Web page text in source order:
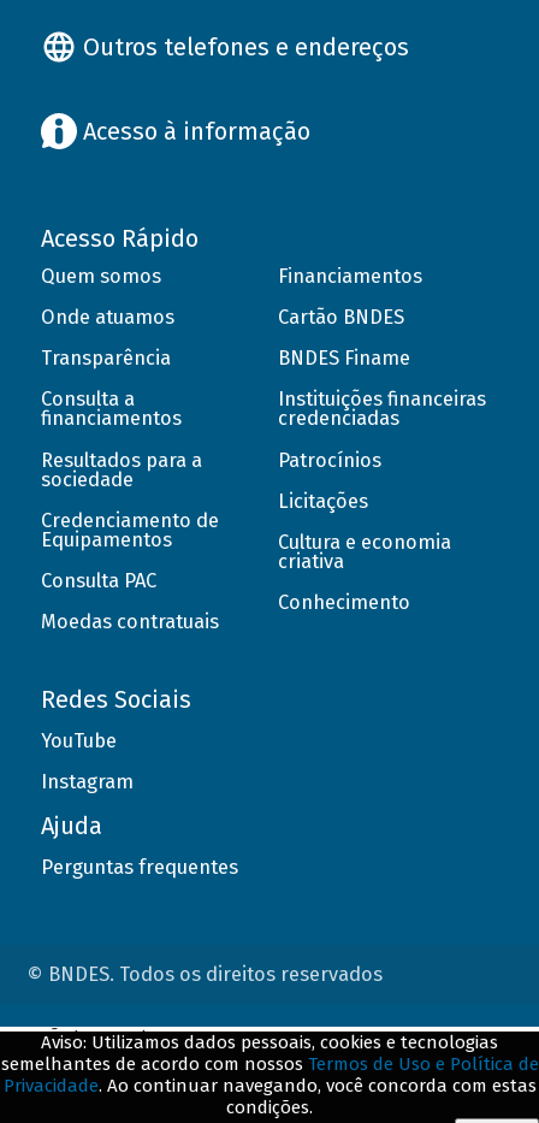
Outros telefones e endereços
Acesso à informação
Acesso Rápido
Quem somos
Onde atuamos
Transparência
Consulta a
financiamentos
Resultados para a
sociedade
Credenciamento de
Equipamentos
Consulta PAC
Moedas contratuais
Financiamentos
Cartão BNDES
BNDES Finame
Instituições financeiras
credenciadas
Patrocínios
Licitações
Cultura e economia
criativa
Conhecimento
Redes Sociais
YouTube
Instagram
Ajuda
Perguntas frequentes
© BNDES. Todos os direitos reservados
Aviso: Utilizamos dados pessoais, cookies e tecnologias
semelhantes de acordo com nossos Termos de Uso e Política de
Privacidade. Ao continuar navegando, você concorda com estas
condições.
ConteÃºdo complementar
${title}${badge}